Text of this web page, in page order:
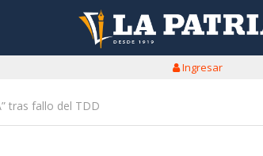
Ingresar
tras fallo del TDD